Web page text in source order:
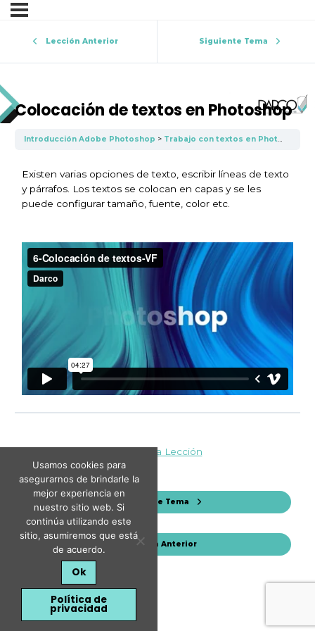
Lección Anterior Siguiente Tema
Colocación de textos en Photoshop
Introducción Adobe Photoshop Trabajo con textos en Photoshop
Existen varias opciones de texto, escribir líneas de texto
y párrafos. Los textos se colocan en capas y se les
puede configurar tamaño, fuente, color etc.
Lección Anterior
Volver a la Lección
Siguiente Tema
Usamos cookies para
asegurarnos de brindarle la
mejor experiencia en
nuestro sitio web. Si
continúa utilizando este
sitio, asumiremos que está
de acuerdo.
Ok
Política de
privacidad